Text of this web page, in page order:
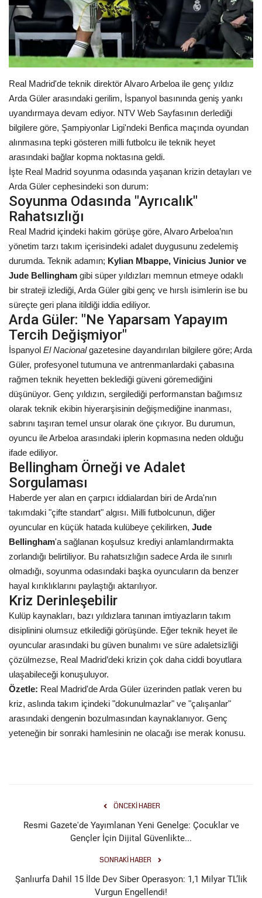
Siyaset
Künye
Yaşam
İletişim
Sağlık
Kültür Sanat
Real Madrid'de teknik direktör Alvaro Arbeloa ile genç yıldız
Arda Güler arasındaki gerilim, İspanyol basınında geniş yankı
uyandırmaya devam ediyor. NTV Web Sayfasının derlediği
bilgilere göre, Şampiyonlar Ligi'ndeki Benfica maçında oyundan
alınmasına tepki gösteren milli futbolcu ile teknik heyet
arasındaki bağlar kopma noktasına geldi.
İşte Real Madrid soyunma odasında yaşanan krizin detayları ve
Arda Güler cephesindeki son durum:
Soyunma Odasında "Ayrıcalık"
Rahatsızlığı
Real Madrid içindeki hakim görüşe göre, Alvaro Arbeloa’nın
yönetim tarzı takım içerisindeki adalet duygusunu zedelemiş
durumda. Teknik adamın; Kylian Mbappe, Vinicius Junior ve
Jude Bellingham gibi süper yıldızları memnun etmeye odaklı
bir strateji izlediği, Arda Güler gibi genç ve hırslı isimlerin ise bu
süreçte geri plana itildiği iddia ediliyor.
Arda Güler: "Ne Yaparsam Yapayım
Tercih Değişmiyor"
İspanyol El Nacionalgazetesine dayandırılan bilgilere göre; Arda
Güler, profesyonel tutumuna ve antrenmanlardaki çabasına
rağmen teknik heyetten beklediği güveni göremediğini
düşünüyor. Genç yıldızın, sergilediği performanstan bağımsız
olarak teknik ekibin hiyerarşisinin değişmediğine inanması,
sabrını taşıran temel unsur olarak öne çıkıyor. Bu durumun,
oyuncu ile Arbeloa arasındaki iplerin kopmasına neden olduğu
ifade ediliyor.
Bellingham Örneği ve Adalet
Sorgulaması
Haberde yer alan en çarpıcı iddialardan biri de Arda'nın
takımdaki "çifte standart" algısı. Milli futbolcunun, diğer
oyuncular en küçük hatada kulübeye çekilirken, Jude
Bellingham'a sağlanan koşulsuz krediyi anlamlandırmakta
zorlandığı belirtiliyor. Bu rahatsızlığın sadece Arda ile sınırlı
olmadığı, soyunma odasındaki başka oyuncuların da benzer
hayal kırıklıklarını paylaştığı aktarılıyor.
Kriz Derinleşebilir
Kulüp kaynakları, bazı yıldızlara tanınan imtiyazların takım
disiplinini olumsuz etkilediği görüşünde. Eğer teknik heyet ile
oyuncular arasındaki bu güven bunalımı ve süre adaletsizliği
çözülmezse, Real Madrid’deki krizin çok daha ciddi boyutlara
ulaşabileceği konuşuluyor.
Özetle: Real Madrid'de Arda Güler üzerinden patlak veren bu
kriz, aslında takım içindeki "dokunulmazlar" ve "çalışanlar"
arasındaki dengenin bozulmasından kaynaklanıyor. Genç
yeteneğin bir sonraki hamlesinin ne olacağı ise merak konusu.
ÖNCEKI HABER
Resmi Gazete'de Yayımlanan Yeni Genelge: Çocuklar ve
Gençler İçin Dijital Güvenlikte...
SONRAKI HABER
Şanlıurfa Dahil 15 İlde Dev Siber Operasyon: 1,1 Milyar TL’lik
Vurgun Engellendi!